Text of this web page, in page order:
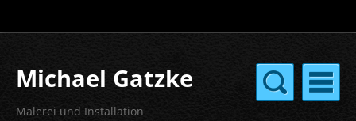
Michael Gatzke
Malerei und Installation